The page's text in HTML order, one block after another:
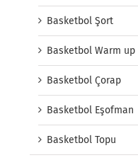
Basketbol Şort
Basketbol Warm up
Basketbol Çorap
Basketbol Eşofman
Basketbol Topu